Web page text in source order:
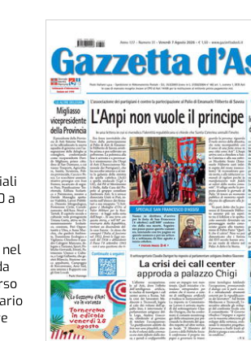
a
nel